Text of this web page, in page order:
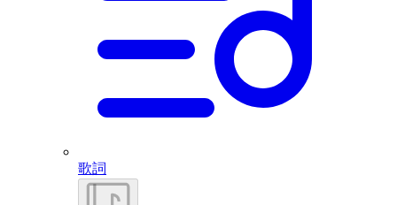
歌詞